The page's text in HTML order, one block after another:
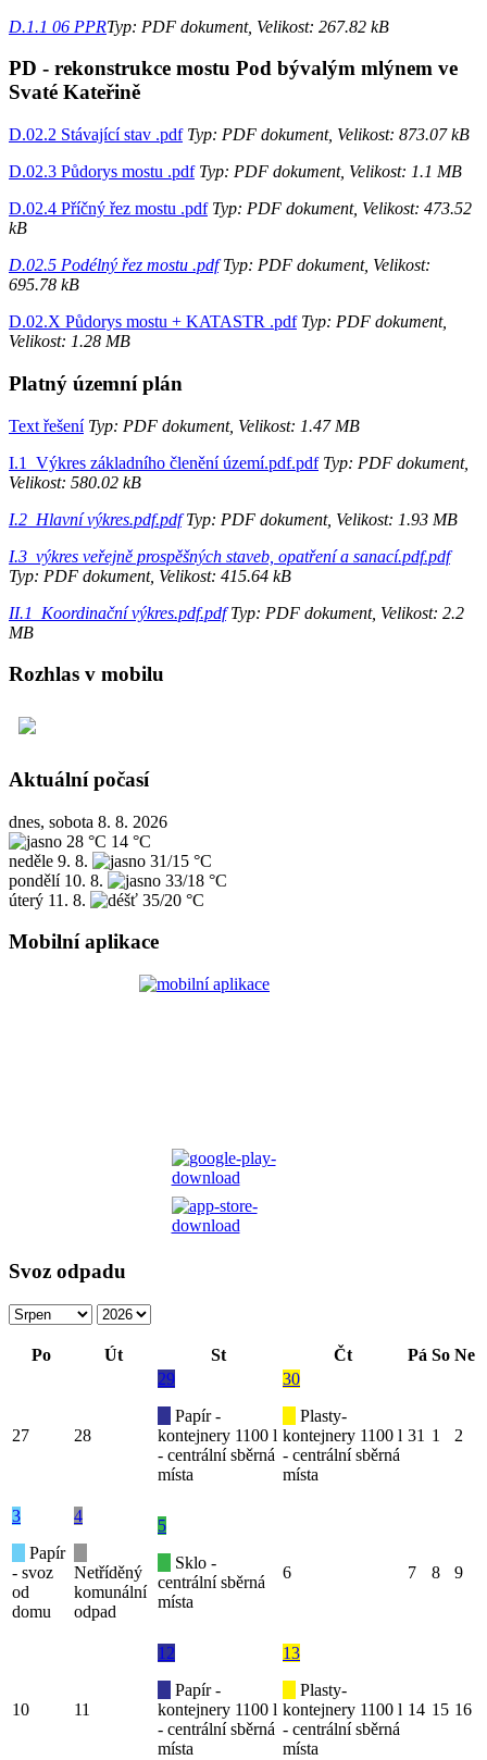
D.1.1 06 PPRTyp: PDF dokument, Velikost: 267.82 kB
PD - rekonstrukce mostu Pod bývalým mlýnem ve
Svaté Kateřině
D.02.2 Stávající stav .pdfTyp: PDF dokument, Velikost: 873.07 kB
D.02.3 Půdorys mostu .pdfTyp: PDF dokument, Velikost: 1.1 MB
D.02.4 Příčný řez mostu .pdfTyp: PDF dokument, Velikost: 473.52
kB
D.02.5 Podélný řez mostu .pdfTyp: PDF dokument, Velikost:
695.78 kB
D.02.X Půdorys mostu + KATASTR .pdfTyp: PDF dokument,
Velikost: 1.28 MB
Platný územní plán
Text řešeníTyp: PDF dokument, Velikost: 1.47 MB
I.1_Výkres základního členění území.pdf.pdfTyp: PDF dokument,
Velikost: 580.02 kB
I.2_Hlavní výkres.pdf.pdfTyp: PDF dokument, Velikost: 1.93 MB
I.3_výkres veřejně prospěšných staveb, opatření a sanací.pdf.pdf
Typ: PDF dokument, Velikost: 415.64 kB
II.1_Koordinační výkres.pdf.pdfTyp: PDF dokument, Velikost: 2.2
MB
Rozhlas v mobilu
Aktuální počasí
dnes, sobota 8. 8. 2026
28 °C 14 °C
neděle 9. 8.
31/15 °C
pondělí 10. 8.
33/18 °C
úterý 11. 8. 35/20 °C
Mobilní aplikace
Svoz odpadu
Po Út St Čt Pá So Ne
27 28
29
Papír -
kontejnery 1100 l
- centrální sběrná
místa
30
Plasty-
kontejnery 1100 l
- centrální sběrná
místa
31 1 2
3
Papír
- svoz
od
domu
4
Netříděný
komunální
odpad
5
Sklo -
centrální sběrná
místa
6 7 8 9
10 11
12
Papír -
kontejnery 1100 l
- centrální sběrná
místa
13
Plasty-
kontejnery 1100 l
- centrální sběrná
místa
14 15 16